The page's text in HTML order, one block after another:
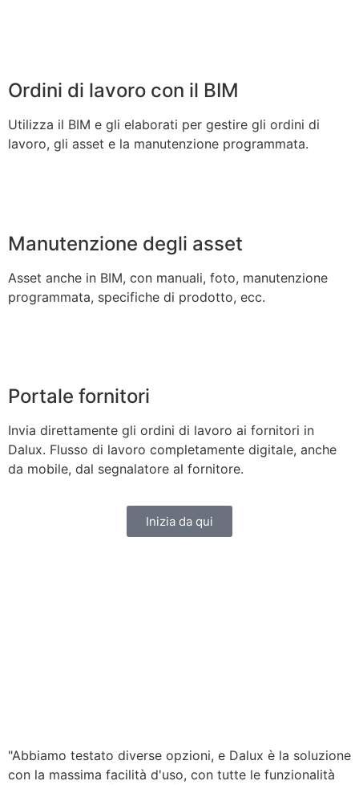
Ordini di lavoro con il BIM
Utilizza il BIM e gli elaborati per gestire gli ordini di
lavoro, gli asset e la manutenzione programmata.
Manutenzione degli asset
Asset anche in BIM, con manuali, foto, manutenzione
programmata, specifiche di prodotto, ecc.
Portale fornitori
Invia direttamente gli ordini di lavoro ai fornitori in
Dalux. Flusso di lavoro completamente digitale, anche
da mobile, dal segnalatore al fornitore.
Inizia da qui
"Abbiamo testato diverse opzioni, e Dalux è la soluzione
con la massima facilità d'uso, con tutte le funzionalità